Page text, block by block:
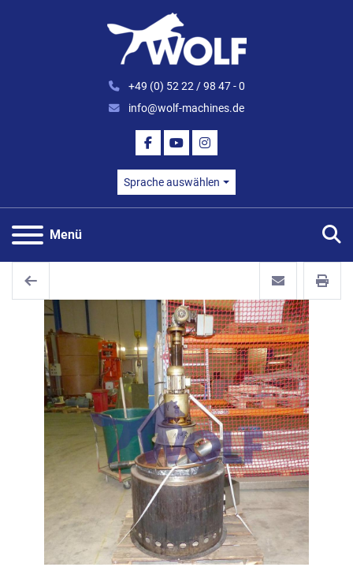
+49 (0) 52 22 / 98 47 - 0
info@wolf-machines.de
FACEBOOK
YOUTUBEINSTAGRAM
Sprache auswählen
Menü